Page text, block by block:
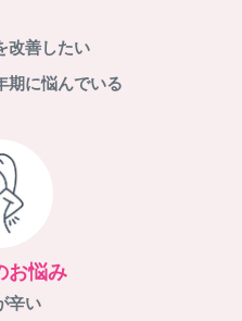
改善したい
期に悩んでいる
お悩み
辛い